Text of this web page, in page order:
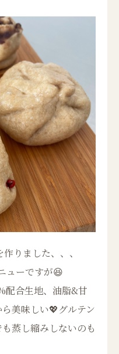
りました、、、
ューですが😆
合生地、油脂&甘
美味しい💖グルテン
蒸し縮みしないのも